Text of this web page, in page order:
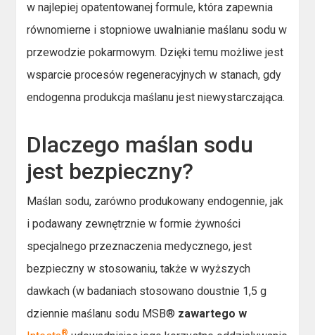
w najlepiej opatentowanej formule, która zapewnia
równomierne i stopniowe uwalnianie maślanu sodu w
przewodzie pokarmowym. Dzięki temu możliwe jest
wsparcie procesów regeneracyjnych w stanach, gdy
endogenna produkcja maślanu jest niewystarczająca.
Dlaczego maślan sodu
jest bezpieczny?
Maślan sodu, zarówno produkowany endogennie, jak
i podawany zewnętrznie w formie żywności
specjalnego przeznaczenia medycznego, jest
bezpieczny w stosowaniu, także w wyższych
dawkach (w badaniach stosowano doustnie 1,5 g
dziennie maślanu sodu MSB® zawartego w